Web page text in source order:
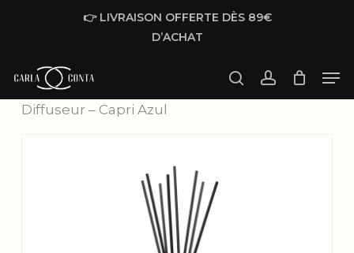
content
👉 LIVRAISON OFFERTE DÈS 89€
D’ACHAT
Accueil Fragrances
Locherber Milano –
Diffuseur – Capri Azul